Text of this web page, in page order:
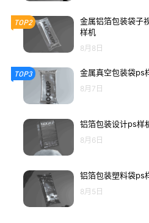
TOP2
金属铝箔包装袋子
样机
8月8日
TOP3 金属真空包装袋ps
8月7日
铝箔包装设计ps样
8月6日
铝箔包装塑料袋ps
8月5日